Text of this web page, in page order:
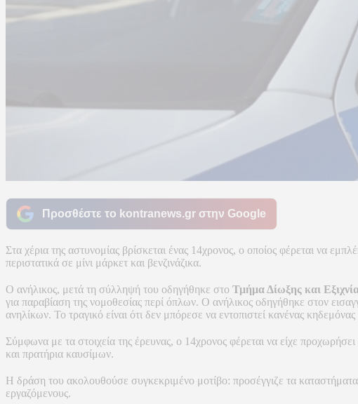
Προσθέστε το kontranews.gr στην Google
Στα χέρια της αστυνομίας βρίσκεται ένας 14χρονος, ο οποίος φέρεται να
περιστατικά σε μίνι μάρκετ και βενζινάζικα.
Ο ανήλικος, μετά τη σύλληψή του οδηγήθηκε στο Τμήμα Δίωξης και
για παραβίαση της νομοθεσίας περί όπλων. Ο ανήλικος οδηγήθηκε στον
ανηλίκων. Το τραγικό είναι ότι δεν μπόρεσε να εντοπιστεί κανένας
Σύμφωνα με τα στοιχεία της έρευνας, ο 14χρονος φέρεται να είχε
και πρατήρια καυσίμων.
Η δράση του ακολουθούσε συγκεκριμένο μοτίβο: προσέγγιζε τα
εργαζόμενους.